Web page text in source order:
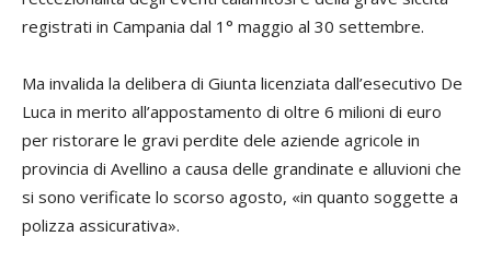
registrati in Campania dal 1° maggio al 30 settembre.
Ma invalida la delibera di Giunta licenziata dall’esecutivo De
Luca in merito all’appostamento di oltre 6 milioni di euro
per ristorare le gravi perdite dele aziende agricole in
provincia di Avellino a causa delle grandinate e alluvioni che
si sono verificate lo scorso agosto, «in quanto soggette a
polizza assicurativa».